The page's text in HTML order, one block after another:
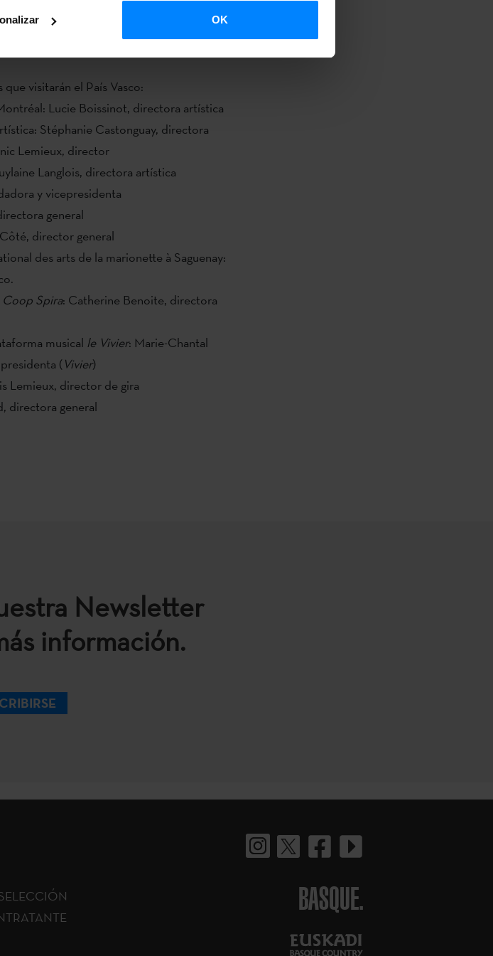
OK
visitarán el País Vasco:
Lucie Boissinot, directora artística
Stéphanie Castonguay, directora
Lemieux, director
Langlois, directora artística
y vicepresidenta
general
director general
des arts de la marionette à Saguenay:
Coop Spira: Catherine Benoite, directora
musical le Vivier: Marie-Chantal
( Vivier)
Lemieux, director de gira
directora general
Newsletter
información.
BASQUE.